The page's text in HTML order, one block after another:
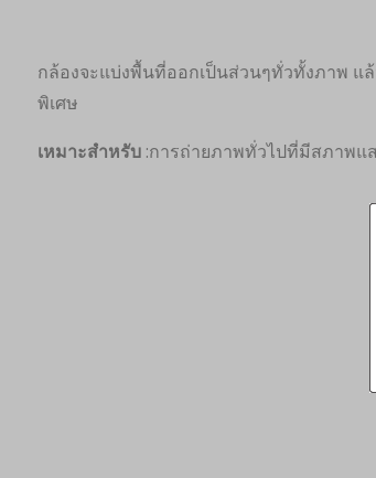
กล้องจะแบ่งพื้นที่ออกเป็นส่วนๆทั่วทั้งภาพ แ
พิเศษ
เหมาะสำหรับ:การถ่ายภาพทั่วไปที่มีสภาพแ